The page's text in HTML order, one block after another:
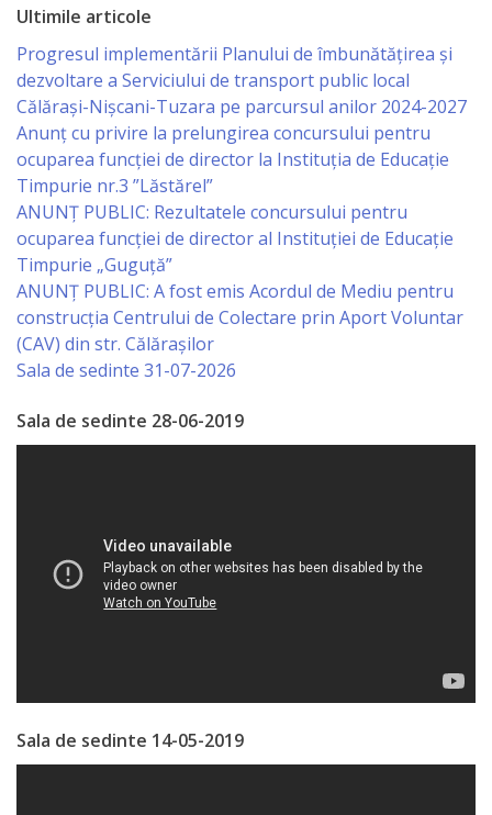
Călăraşi
Contabilitate
Serviciul
Arhitectură
şi
Urbanism
Serviciul
de
a
Serviciul
de
Colectare
şi
Taxelor
Ultimile articole
Progresul implementării Planului de îmbunătățirea și
dezvoltare a Serviciului de transport public local
Călărași-Nișcani-Tuzara pe parcursul anilor 2024-2027
Anunț cu privire la prelungirea concursului pentru
ocuparea funcţiei de director la Instituția de Educație
Timpurie nr.3 ”Lăstărel”
ANUNȚ PUBLIC: Rezultatele concursului pentru
ocuparea funcției de director al Instituției de Educație
Timpurie „Guguță”
ANUNȚ PUBLIC: A fost emis Acordul de Mediu pentru
construcția Centrului de Colectare prin Aport Voluntar
(CAV) din str. Călărașilor
Sala de sedinte 31-07-2026
Sala de sedinte 28-06-2019
Sala de sedinte 14-05-2019